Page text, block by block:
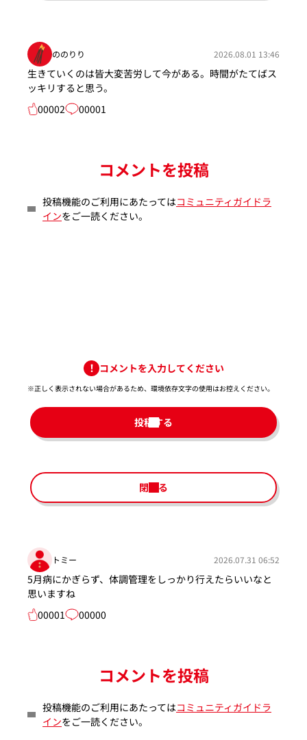
ののりり 2026.08.01 13:46
生きていくのは皆大変苦労して今がある。時間がたてばス
ッキリすると思う。
00002
00001
コメントを投稿
投稿機能のご利用にあたってはコミュニティガイドラ
インをご一読ください。
コメントを入力してください
※正しく表示されない場合があるため、環境依存文字の使用はお控えください。​
投稿する
閉じる
トミー 2026.07.31 06:52
5月病にかぎらず、体調管理をしっかり行えたらいいなと
思いますね
00001
00000
コメントを投稿
投稿機能のご利用にあたってはコミュニティガイドラ
インをご一読ください。